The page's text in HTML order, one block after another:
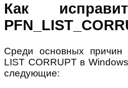
Как
Среди основных причин
LIST CORRUPT в
следующие: